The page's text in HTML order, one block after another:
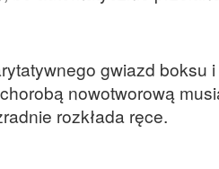
gwiazd boksu
nowotworową
rozkłada ręce.